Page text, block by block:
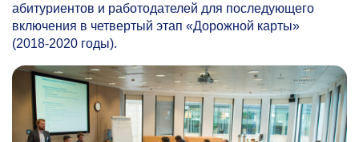
абитуриентов и работодателей для последующего
включения в четвертый этап «Дорожной карты»
(2018-2020 годы).